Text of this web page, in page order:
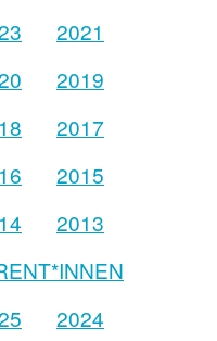
2021
2019
2017
2015
2013
2024